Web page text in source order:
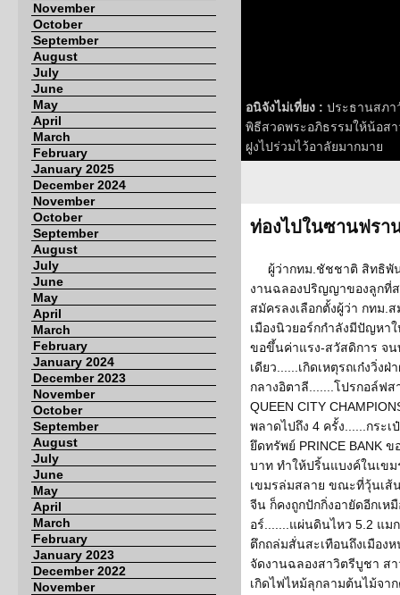
November
October
September
August
July
June
May
April
March
February
January 2025
December 2024
November
October
September
August
July
June
May
April
March
February
January 2024
December 2023
November
October
September
August
July
June
May
April
March
February
January 2023
December 2022
November
อนิจังไม่เที่ยง : ประธานสภา
พิธีสวดพระอภิธรรมให้น้อส
ฝูงไปร่วมไว้อาลัยมากมาย
ท่องไปในซานฟรา
ผู้ว่ากทม.ชัชชาติ สิทธิพั
งานฉลองปริญญาของลูกที่
สมัครลงเลือกตั้งผู้ว่า กทม.
เมืองนิวยอร์กกำลังมีปัญหา
ขอขึ้นค่าแรง-สวัสดิการ จน
เดียว......เกิดเหตุรถเก๋งวิ่
กลางอิตาลี.......โปรกอล์ฟส
QUEEN CITY
พลาดไปถึง 4 ครั้ง......กระเ
ยึดทรัพย์ PRINCE BANK
บาท ทำให้ปริ้นแบงค์ในเขม
เขมรล่มสลาย ขณะที่วุ้นเส้
จีน ก็คงถูกปักกิ่งอายัดอีกเห
อร์.......แผ่นดินไหว 5.2 แ
ตึกถล่มสั่นสะเทือนถึงเมือง
จัดงานฉลองสาวิตรีบูชา ส
เกิดไฟไหม้ลุกลามต้นไม้จา